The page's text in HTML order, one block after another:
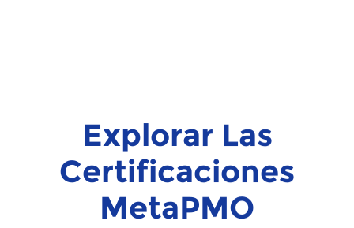
Explorar Las
Certificaciones
MetaPMO